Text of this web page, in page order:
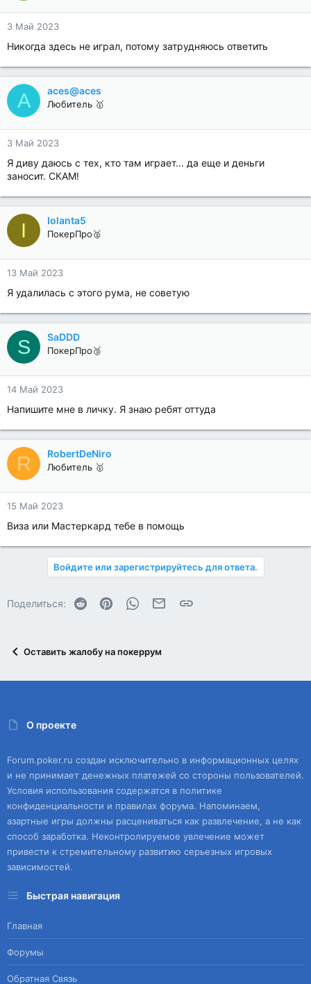
3 Май 2023
Никогда здесь не играл, потому затрудняюсь ответить
A aces@aces
Любитель 🥇
3 Май 2023
Я диву даюсь с тех, кто там играет... да еще и деньги
заносит. СКАМ!
I Iolanta5
ПокерПро🥈
13 Май 2023
Я удалилась с этого рума, не советую
S SaDDD
ПокерПро🥉
14 Май 2023
Напишите мне в личку. Я знаю ребят оттуда
R RobertDeNiro
Любитель 🥇
15 Май 2023
Виза или Мастеркард тебе в помощь
Войдите или зарегистрируйтесь для ответа.
Поделиться: Reddit PinterestWhatsAppЭлектронная почта
Ссылка
Оставить жалобу на покеррум
О проекте
Forum.poker.ru создан исключительно в информационных целях
и не принимает денежных платежей со стороны пользователей.
Условия использования содержатся в политике
конфиденциальности и правилах форума. Напоминаем,
азартные игры должны расцениваться как развлечение, а не как
способ заработка. Неконтролируемое увлечение может
привести к стремительному развитию серьезных игровых
зависимостей.
Быстрая навигация
Главная
Форумы
Обратная Связь